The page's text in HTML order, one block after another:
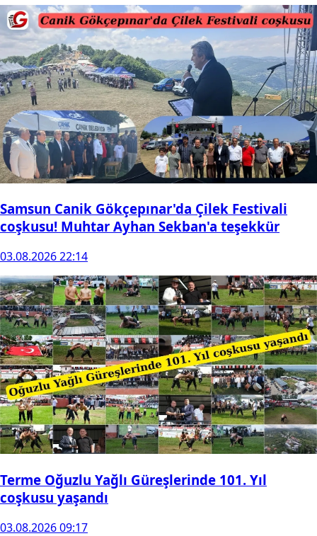
Samsun Canik Gökçepınar'da Çilek Festivali
coşkusu! Muhtar Ayhan Sekban'a teşekkür
03.08.2026 22:14
Terme Oğuzlu Yağlı Güreşlerinde 101. Yıl
coşkusu yaşandı
03.08.2026 09:17